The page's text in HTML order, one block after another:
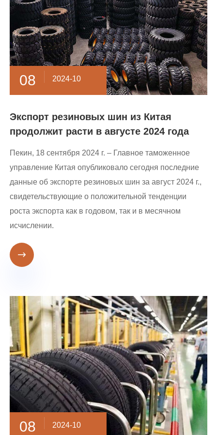
08 2024-10
Экспорт резиновых шин из Китая
продолжит расти в августе 2024 года
Пекин, 18 сентября 2024 г. – Главное таможенное
управление Китая опубликовало сегодня последние
данные об экспорте резиновых шин за август 2024 г.,
свидетельствующие о положительной тенденции
роста экспорта как в годовом, так и в месячном
исчислении.

08 2024-10